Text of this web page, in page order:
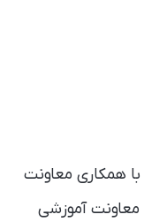
همکاری معاونت
معاونت آموزشی